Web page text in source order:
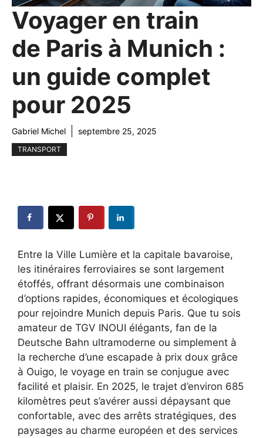
Voyager en train
de Paris à Munich :
un guide complet
pour 2025
Gabriel Michel septembre 25, 2025
TRANSPORT
Entre la Ville Lumière et la capitale bavaroise,
les itinéraires ferroviaires se sont largement
étoffés, offrant désormais une combinaison
d’options rapides, économiques et écologiques
pour rejoindre Munich depuis Paris. Que tu sois
amateur de TGV INOUI élégants, fan de la
Deutsche Bahn ultramoderne ou simplement à
la recherche d’une escapade à prix doux grâce
à Ouigo, le voyage en train se conjugue avec
facilité et plaisir. En 2025, le trajet d’environ 685
kilomètres peut s’avérer aussi dépaysant que
confortable, avec des arrêts stratégiques, des
paysages au charme européen et des services